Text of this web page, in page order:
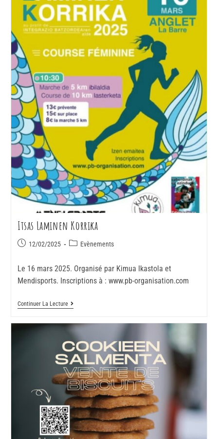
Itsas Laminen Korrika
12/02/2025 Evènements
Le 16 mars 2025. Organisé par Kimua Ikastola et
Mendisports. Inscriptions à : www.pb-organisation.com
Continuer La Lecture